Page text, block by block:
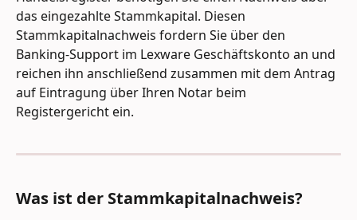
das eingezahlte Stammkapital. Diesen
Stammkapitalnachweis fordern Sie über den
Banking-Support im Lexware Geschäftskonto an und
reichen ihn anschließend zusammen mit dem Antrag
auf Eintragung über Ihren Notar beim
Registergericht ein.
Was ist der Stammkapitalnachweis?